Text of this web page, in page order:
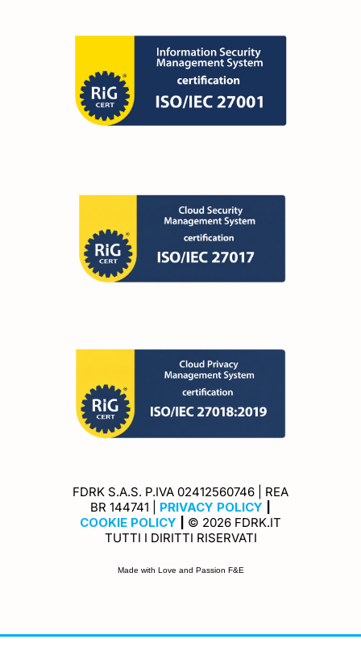
FDRK S.A.S. P.IVA 02412560746 | REA
BR 144741 |
PRIVACY POLICY
COOKIE POLICY
© 2026 FDRK.IT
TUTTI I DIRITTI RISERVATI
Made with Love and Passion F&E
Privacy Policy